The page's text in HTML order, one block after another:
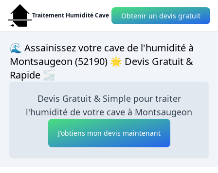
Traitement Humidité Cave Obtenir un devis gratuit
🌊 Assainissez votre cave de l'humidité à
Montsaugeon (52190) 🌟 Devis Gratuit &
Rapide 🌫
Devis Gratuit & Simple pour traiter
l'humidité de votre cave à Montsaugeon
J'obtiens mon devis maintenant